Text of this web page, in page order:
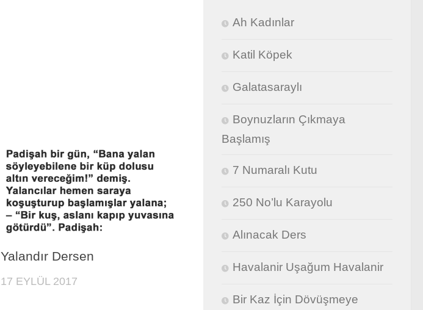
Yalandır Dersen
17 EYLÜL 2017
Ah Kadınlar
Katil Köpek
Galatasaraylı
Boynuzların Çıkmaya
Başlamış
7 Numaralı Kutu
250 No’lu Karayolu
Alınacak Ders
Havalanir Uşağum Havalanir
Bir Kaz İçin Dövüşmeye